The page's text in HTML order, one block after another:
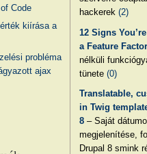
hackerek(2)
12 Signs
a Feature
nélküli
tünete(0)
Translatable,
in Twig
8 – Saját
megjelenítése,
Drupal 8 smink
Code
kiírása a
probléma
ajax